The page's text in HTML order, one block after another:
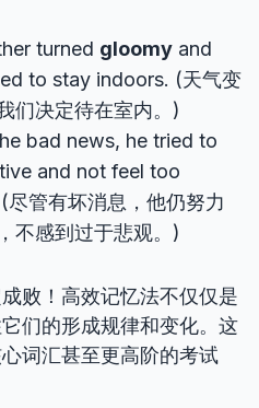
turned gloomy and
to stay indoors. (天气变
们决定待在室内。)
bad news, he tried to
and not feel too
尽管有坏消息，他仍努力
不感到过于悲观。)
败！高效记忆法不仅仅是
们的形成规律和变化。这
词汇甚至更高阶的考试